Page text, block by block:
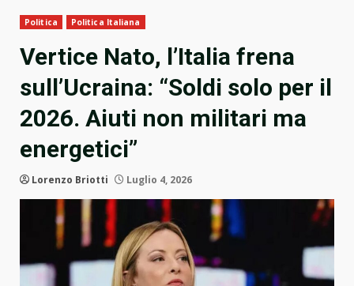
Politica Politica Italiana
Vertice Nato, l’Italia frena
sull’Ucraina: “Soldi solo per il
2026. Aiuti non militari ma
energetici”
Lorenzo Briotti Luglio 4, 2026